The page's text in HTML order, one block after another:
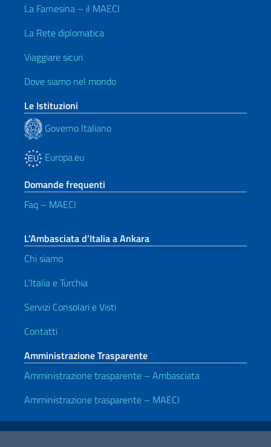
La Farnesina – il MAECI
La Rete diplomatica
Viaggiare sicuri
Dove siamo nel mondo
Le Istituzioni
Governo Italiano
Europa.eu
Domande frequenti
Faq – MAECI
L’Ambasciata d’Italia a Ankara
Chi siamo
L’Italia e Turchia
Servizi Consolari e Visti
Contatti
Amministrazione Trasparente
Amministrazione trasparente – Ambasciata
Amministrazione trasparente – MAECI
Link Utili